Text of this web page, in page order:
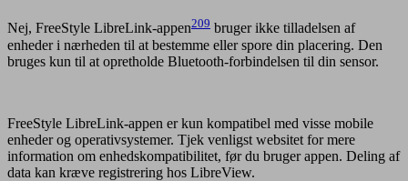
Nej, FreeStyle LibreLink-appen209 bruger ikke tilladelsen af
enheder i nærheden til at bestemme eller spore din placering. Den
bruges kun til at opretholde Bluetooth-forbindelsen til din sensor.
FreeStyle LibreLink-appen er kun kompatibel med visse mobile
enheder og operativsystemer. Tjek venligst websitet for mere
information om enhedskompatibilitet, før du bruger appen. Deling af
data kan kræve registrering hos LibreView.